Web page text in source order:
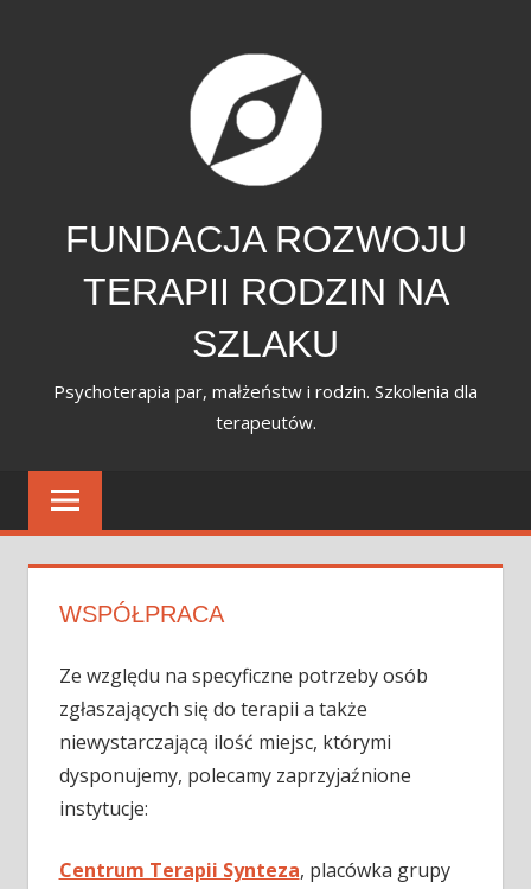
FUNDACJA ROZWOJU
TERAPII RODZIN NA
SZLAKU
Psychoterapia par, małżeństw i rodzin. Szkolenia dla
terapeutów.
WSPÓŁPRACA
Ze względu na specyficzne potrzeby osób
zgłaszających się do terapii a także
niewystarczającą ilość miejsc, którymi
dysponujemy, polecamy zaprzyjaźnione
instytucje:
Centrum Terapii Synteza, placówka grupy